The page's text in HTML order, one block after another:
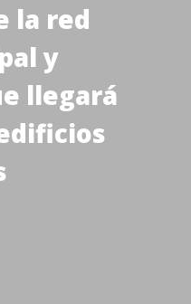
la red
y
llegará